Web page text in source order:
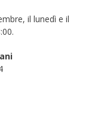
il lunedì e il